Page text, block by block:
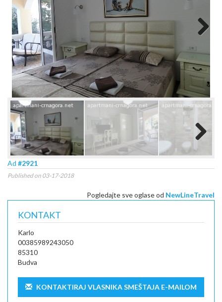
Next
Next
Ad #2921
Published on 03-17-2018
Pogledajte sve oglase od NewLineTravel
KONTAKT
Karlo
00385989243050
85310
Budva
KONTAKTIRAJ VLASNIKA SMEŠTAJA E-MAILOM